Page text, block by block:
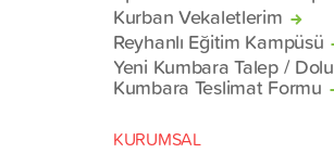
Kurban Vekaletlerim
Reyhanlı Eğitim Kampüsü
Yeni Kumbara Talep / Dolu
Kumbara Teslimat Formu
KURUMSAL